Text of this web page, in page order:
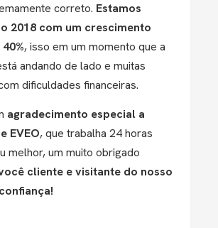
correto. Estamos
2018 com um crescimento
, isso em um momento que a
andando de lado e muitas
dificuldades financeiras.
agradecimento especial a
EVEO, que trabalha 24 horas
melhor, um muito obrigado
cliente e visitante do nosso